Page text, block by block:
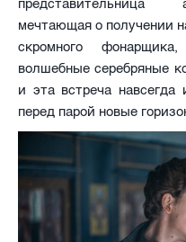
представительница
мечтающая о получении
скромного
волшебные серебряные
и эта встреча
перед парой новые